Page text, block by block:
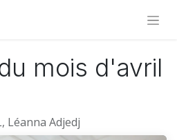
mois d'avril
Léanna Adjedj